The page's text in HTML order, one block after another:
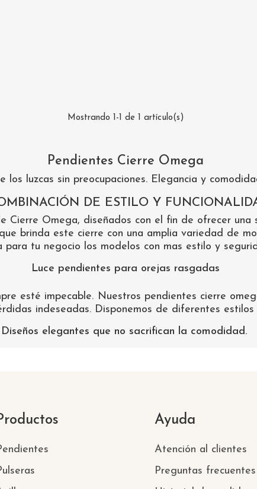
Mostrando 1-1 de 1 artículo(s)
Pendientes Cierre Omega
luzcas sin preocupaciones. Elegancia y
DE ESTILO Y
Cierre Omega, diseñados con el fin de ofrecer
brinda este cierre con una amplia variedad de
para tu negocio los modelos con mas estilo y
Luce pendientes para orejas rasgadas
esté impecable. Nuestros pendientes cierre
indeseadas. Disponemos de diferentes
Diseños elegantes que no sacrifican la comodidad.
Ayuda
Atención al clientes
Preguntas